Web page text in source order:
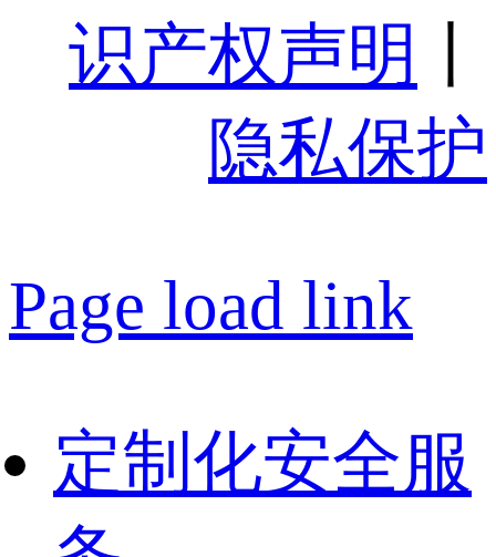
识产权声明
隐私保护
Page load link
定制化安全服